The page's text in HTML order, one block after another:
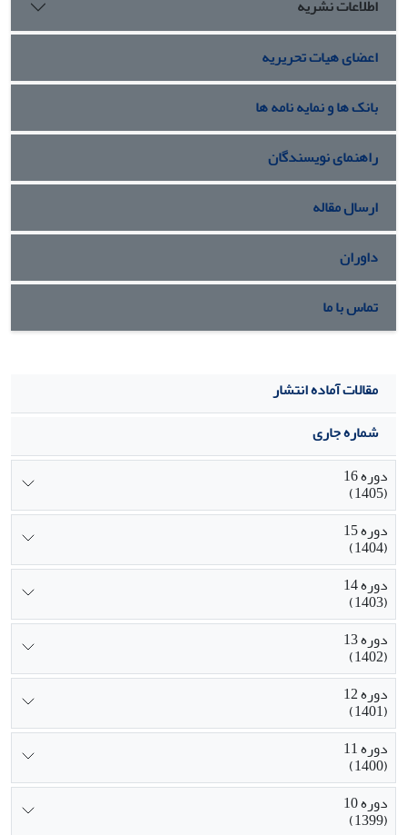
اطلاعات نشریه
اعضای هیات تحریریه
بانک ها و نمایه نامه ها
راهنمای نویسندگان
ارسال مقاله
داوران
تماس با ما
مقالات آماده انتشار
شماره جاری
دوره 16
(1405)
دوره 15
(1404)
دوره 14
(1403)
دوره 13
(1402)
دوره 12
(1401)
دوره 11
(1400)
دوره 10
(1399)